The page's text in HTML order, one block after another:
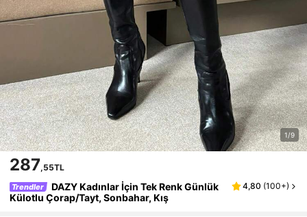
1/9
287,55TL
Trendler
DAZY Kadınlar İçin Tek Renk Günlük
Külotlu Çorap/Tayt, Sonbahar, Kış
4,80 (100+)